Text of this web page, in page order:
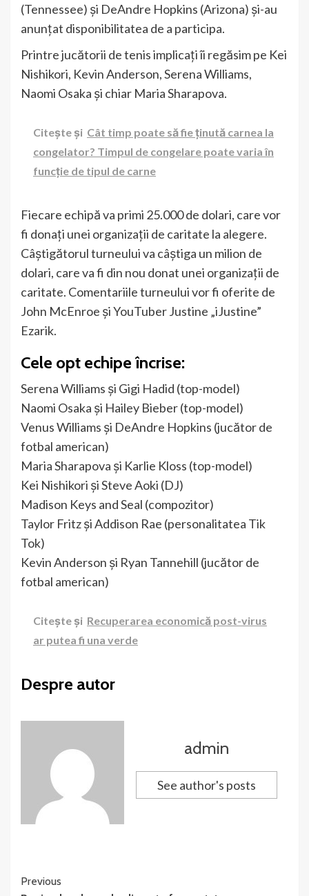
(Tennessee) și DeAndre Hopkins (Arizona) și-au
anunțat disponibilitatea de a participa.
Printre jucătorii de tenis implicați îi regăsim pe Kei
Nishikori, Kevin Anderson, Serena Williams,
Naomi Osaka și chiar Maria Sharapova.
Citește și Cât timp poate să fie ținută carnea la
congelator? Timpul de congelare poate varia în
funcție de tipul de carne
Fiecare echipă va primi 25.000 de dolari, care vor
fi donați unei organizații de caritate la alegere.
Câștigătorul turneului va câștiga un milion de
dolari, care va fi din nou donat unei organizații de
caritate. Comentariile turneului vor fi oferite de
John McEnroe și YouTuber Justine „iJustine”
Ezarik.
Cele opt echipe încrise:
Serena Williams și Gigi Hadid (top-model)
Naomi Osaka și Hailey Bieber (top-model)
Venus Williams și DeAndre Hopkins (jucător de
fotbal american)
Maria Sharapova și Karlie Kloss (top-model)
Kei Nishikori și Steve Aoki (DJ)
Madison Keys and Seal (compozitor)
Taylor Fritz și Addison Rae (personalitatea Tik
Tok)
Kevin Anderson și Ryan Tannehill (jucător de
fotbal american)
Citește și Recuperarea economică post-virus
ar putea fi una verde
Despre autor
admin
See author's posts
Continue
Previous